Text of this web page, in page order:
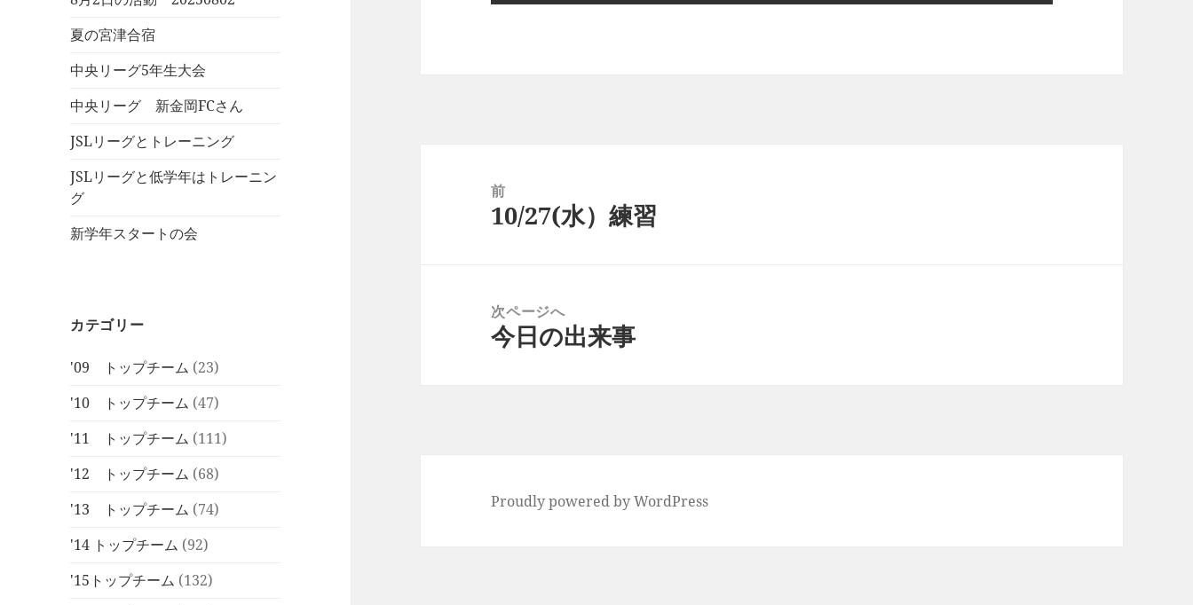
夏の宮津合宿
中央リーグ5年生大会
中央リーグ 新金岡FCさん
JSLリーグとトレーニング
JSLリーグと低学年はトレーニン
グ
新学年スタートの会
カテゴリー
'09 トップチーム (23)
'10 トップチーム (47)
'11 トップチーム (111)
'12 トップチーム (68)
'13 トップチーム (74)
'14 トップチーム (92)
'15トップチーム (132)
前
前
10/27(水）練習
次ページへ
次
今日の出来事
Proudly powered by WordPress